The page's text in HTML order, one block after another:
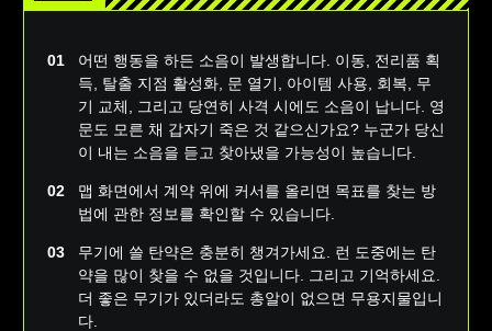
어떤 행동을 하든 소음이 발생합니다. 이동, 전리품 획
득, 탈출 지점 활성화, 문 열기, 아이템 사용, 회복, 무
기 교체, 그리고 당연히 사격 시에도 소음이 납니다. 영
문도 모른 채 갑자기 죽은 것 같으신가요? 누군가 당신
이 내는 소음을 듣고 찾아냈을 가능성이 높습니다.
맵 화면에서 계약 위에 커서를 올리면 목표를 찾는 방
법에 관한 정보를 확인할 수 있습니다.
무기에 쓸 탄약은 충분히 챙겨가세요. 런 도중에는 탄
약을 많이 찾을 수 없을 것입니다. 그리고 기억하세요.
더 좋은 무기가 있더라도 총알이 없으면 무용지물입니
다.